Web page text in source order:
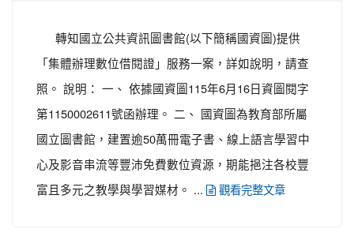
轉知國立公共資訊圖書館(以下簡稱國資圖)提供
「集體辦理數位借閱證」服務一案，詳如說明，請查
照。 說明： 一、 依據國資圖115年6月16日資圖閱字
第1150002611號函辦理。 二、 國資圖為教育部所屬
國立圖書館，建置逾50萬冊電子書、線上語言學習中
心及影音串流等豐沛免費數位資源，期能挹注各校豐
富且多元之教學與學習媒材。 ...
觀看完整文章